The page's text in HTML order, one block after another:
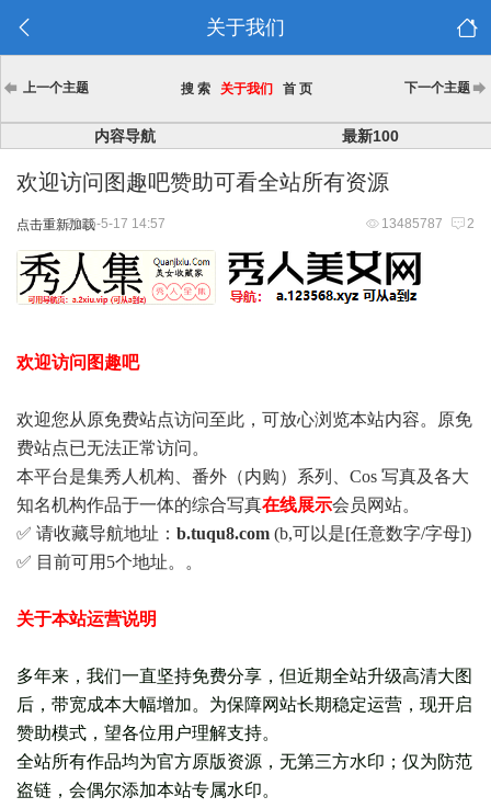
关于我们
上一个主题 搜 索 关于我们 首 页 下一个主题
内容导航 最新100
欢迎访问图趣吧赞助可看全站所有资源
点击重新加载 13485787 2
2025-5-17 14:57
欢迎访问图趣吧
欢迎您从原免费站点访问至此，可放心浏览本站内容。原免
费站点已无法正常访问。
本平台是集秀人机构、番外（内购）系列、Cos 写真及各大
知名机构作品于一体的综合写真在线展示会员网站。
✅ 请收藏导航地址： b.tuqu8.com (b,可以是[任意数字/字母])
✅ 目前可用5个地址。。
关于本站运营说明
多年来，我们一直坚持免费分享，但近期全站升级高清大图
后，带宽成本大幅增加。为保障网站长期稳定运营，现开启
赞助模式，望各位用户理解支持。
全站所有作品均为官方原版资源，无第三方水印；仅为防范
盗链，会偶尔添加本站专属水印。